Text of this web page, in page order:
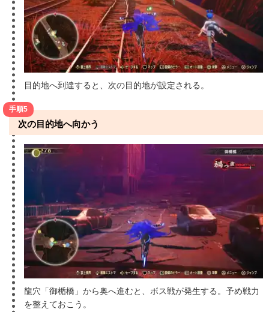
目的地へ到達すると、次の目的地が設定される。
次の目的地へ向かう
手順5
龍穴「御楯橋」から奥へ進むと、ボス戦が発生する。予め戦力
を整えておこう。